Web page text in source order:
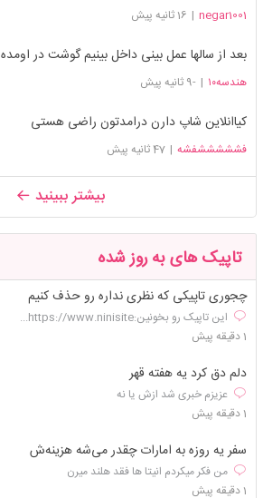
negar1001
| 16 ثانیه پیش
بعد از سالها عمل بینی داخل بینیم گوشت در اومده
هندسه١٠ | -9 ثانیه پیش
کیاانلاین شاپ دارن درامدتون راضی هستی
فشششششفشه | 47 ثانیه پیش
بیشتر ببینید
تاپیک های به روز شده
چجوری تاپیکی که نظری نداره رو حذف کنیم‌
این تاپیک رو بخونین:https://www.ninisite...
1 دقیقه پیش
دلم دق کرد یه هفته قهر
عزیزم خبری شد ازش یا نه
1 دقیقه پیش
سفر یه روزه به امارات چقدر می‌شه هزینه‌ش
من فکر میکردم انیتا ها فقد هلند میرن
1 دقیقه پیش